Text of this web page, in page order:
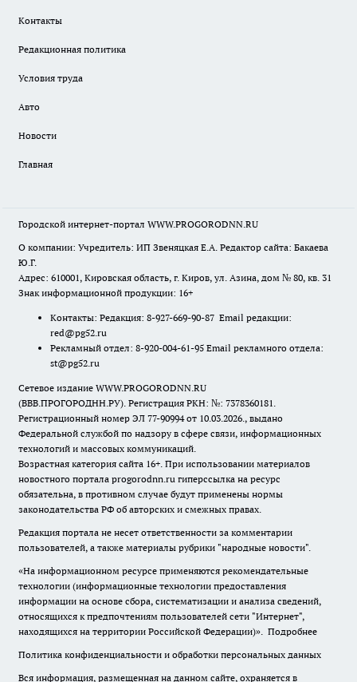
Контакты
Редакционная политика
Условия труда
Авто
Новости
Главная
Городской интернет-портал WWW.PROGORODNN.RU
О компании: Учредитель: ИП Звеняцкая Е.А. Редактор сайта: Бакаева
Ю.Г.
Адрес: 610001, Кировская область, г. Киров, ул. Азина, дом № 80, кв. 31
Знак информационной продукции: 16+
Контакты: Редакция: 8-927-669-90-87 Email редакции:
red@pg52.ru
Рекламный отдел: 8-920-004-61-95 Email рекламного отдела:
st@pg52.ru
Сетевое издание WWW.PROGORODNN.RU
(ВВВ.ПРОГОРОДНН.РУ). Регистрация РКН: №: 7378360181.
Регистрационный номер ЭЛ 77-90994 от 10.03.2026., выдано
Федеральной службой по надзору в сфере связи, информационных
технологий и массовых коммуникаций.
Возрастная категория сайта 16+. При использовании материалов
новостного портала progorodnn.ru гиперссылка на ресурс
обязательна, в противном случае будут применены нормы
законодательства РФ об авторских и смежных правах.
Редакция портала не несет ответственности за комментарии
пользователей, а также материалы рубрики "народные новости".
«На информационном ресурсе применяются рекомендательные
технологии (информационные технологии предоставления
информации на основе сбора, систематизации и анализа сведений,
относящихся к предпочтениям пользователей сети "Интернет",
находящихся на территории Российской Федерации)». Подробнее
Политика конфиденциальности и обработки персональных данных
Вся информация, размещенная на данном сайте, охраняется в